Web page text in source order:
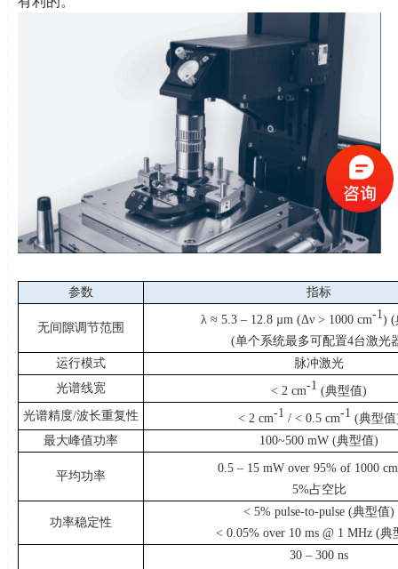
参数 指标
无间隙调节范围
λ ≈ 5.3 – 12.8 µm (Δν > 1000 cm-1) (
(单个系统最多可配置4台激光
运行模式
脉冲激光
光谱线宽
< 2 cm-1 (典型值)
光谱精度/波长重复性 < 2 cm-1 / < 0.5 cm-1 (典型值
最大峰值功率
100~500 mW (典型值)
平均功率
0.5 – 15 mW over 95% of 1000 cm
5%占空比
功率稳定性
< 5% pulse-to-pulse (典型值)
< 0.05% over 10 ms @ 1 MHz (典
30 – 300 ns